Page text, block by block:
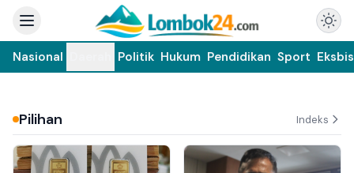
Nasional Politik Hukum Pendidikan Sport Eksbis
Pilihan Indeks